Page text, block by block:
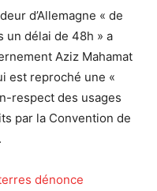
d’Allemagne « de
délai de 48h » a
Aziz Mahamat
est reproché une «
respect des usages
par la Convention de
dénonce